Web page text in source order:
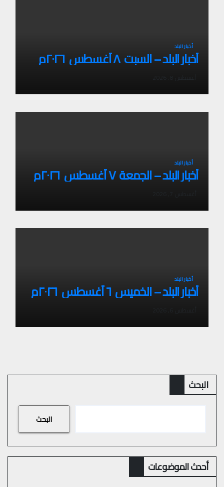
أخبار البلد
أخبار البلد – السبت ٨ أغسطس ٢٠٢٦م
أخبار البلد
أخبار البلد – الجمعة ٧ أغسطس ٢٠٢٦م
أخبار البلد
أخبار البلد – الخميس ٦ أغسطس ٢٠٢٦م
البحث
البحث
أحدث الموضوعات